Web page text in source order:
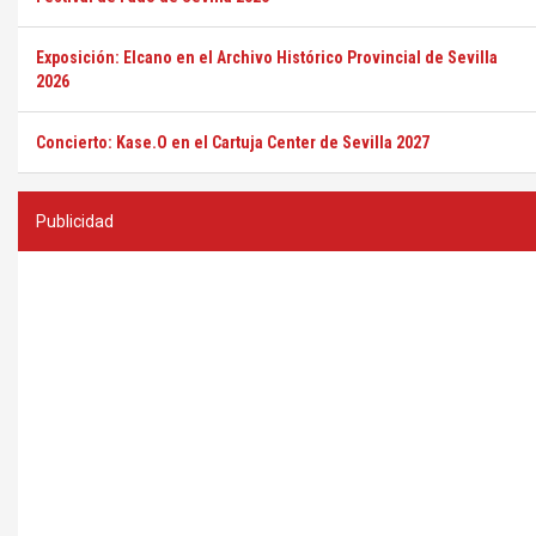
Exposición: Elcano en el Archivo Histórico Provincial de Sevilla
2026
Concierto: Kase.O en el Cartuja Center de Sevilla 2027
Publicidad